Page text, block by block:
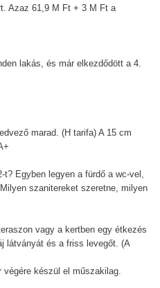
Azaz 61,9 M Ft + 3 M Ft a
lakás, és már elkezdődött a 4.
marad. (H tarifa) A 15 cm
Egyben legyen a fürdő a wc-vel,
szanitereket szeretne, milyen
vagy a kertben egy étkezés
látványát és a friss levegőt. (A
készül el műszakilag.